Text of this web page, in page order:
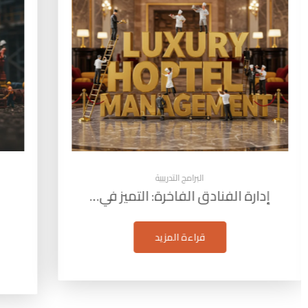
البرامج التدريبية
إدارة مشاريع البترول: التخطيط
والتنفيذ…
قراءة المزيد